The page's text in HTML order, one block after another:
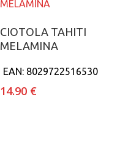
Aggiungi al carrello
CIOTOLA TAHITI
MELAMINA
EAN: 8029722516530
14.90 €